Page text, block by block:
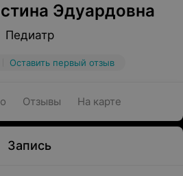
Эдуардовна
Педиатр
Оставить первый отзыв
Отзывы На карте
Запись